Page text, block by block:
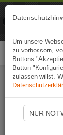
Um unsere
zu verbessern,
Buttons
Button
zulassen willst.
NUR